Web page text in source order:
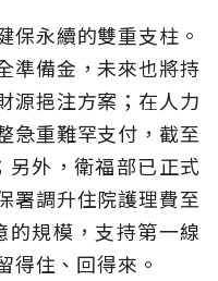
保永續的雙重支柱。
準備金，未來也將持
源挹注方案；在人力
急重難罕支付，截至
另外，衛福部已正式
署調升住院護理費至
規模，支持第一線
得住、回得來。